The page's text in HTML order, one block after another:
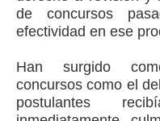
de concursos
efectividad en ese
Han surgido
concursos como el
postulantes